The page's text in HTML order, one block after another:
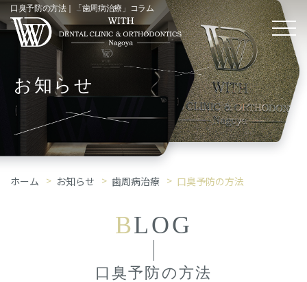
口臭予防の方法｜「歯周病治療」コラム
お知らせ
ホーム お知らせ 歯周病治療 口臭予防の方法
BLOG
口臭予防の方法